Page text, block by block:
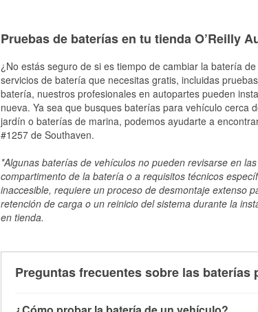
Pruebas de baterías en tu tienda O’Reilly
¿No estás seguro de si es tiempo de cambiar la batería
servicios de batería que necesitas gratis, incluidas
batería, nuestros profesionales en autopartes pueden
nueva. Ya sea que busques baterías para vehículo
jardín o baterías de marina, podemos ayudarte a
#1257 de Southaven.
*Algunas baterías de vehículos no pueden revisarse en
compartimento de la batería o a requisitos técnicos
inaccesible, requiere un proceso de desmontaje extenso
retención de carga o un reinicio del sistema durante la
en tienda.
Preguntas frecuentes sobre las baterías